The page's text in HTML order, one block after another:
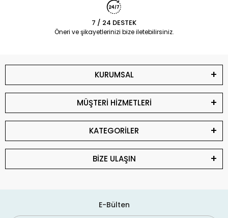
7 / 24 DESTEK
Öneri ve şikayetlerinizi bize iletebilirsiniz.
KURUMSAL
MÜŞTERİ HİZMETLERİ
KATEGORİLER
BİZE ULAŞIN
E-Bülten